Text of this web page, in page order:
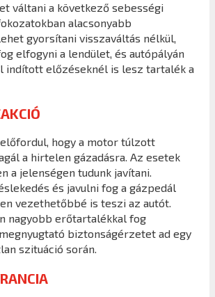
váltani a következő sebességi
alacsonyabb
gyorsítani visszaváltás nélkül,
elfogyni a lendület, és autópályán
indított előzéseknél is lesz tartalék a
hogy a motor túlzott
a hirtelen gázadásra. Az esetek
a jelenségen tudunk javítani.
és javulni fog a gázpedál
vezethetőbbé is teszi az autót.
nagyobb erőtartalékkal fog
biztonságérzetet ad egy
szituáció során.